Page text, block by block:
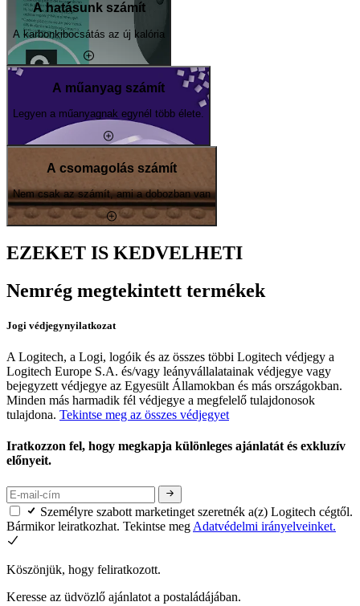
A hatásunk számít
A karbonkibocsátás az új kalória
A műanyag számít
Legyen a műanyagnak egynél több élete.
A csomagolás számít
Nem csak az számít, ami a dobozban van
EZEKET IS KEDVELHETI
Nemrég megtekintett termékek
Jogi védjegynyilatkozat
A Logitech, a Logi, logóik és az összes többi Logitech védjegy a
Logitech Europe S.A. és/vagy leányvállalatainak védjegye vagy
bejegyzett védjegye az Egyesült Államokban és más országokban.
Minden más harmadik fél védjegye a megfelelő tulajdonosok
tulajdona. Tekintse meg az összes védjegyet
Iratkozzon fel, hogy megkapja különleges ajánlatát és exkluzív
előnyeit.
Személyre szabott marketinget szeretnék a(z) Logitech cégtől.
Bármikor leiratkozhat. Tekintse meg Adatvédelmi irányelveinket.
Köszönjük, hogy feliratkozott.
Keresse az üdvözlő ajánlatot a postaládájában.